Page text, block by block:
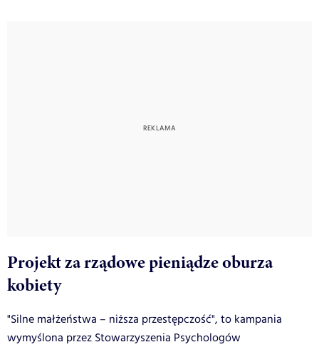
Projekt za rządowe pieniądze oburza
kobiety
"Silne małżeństwa – niższa przestępczość", to kampania
wymyślona przez Stowarzyszenia Psychologów